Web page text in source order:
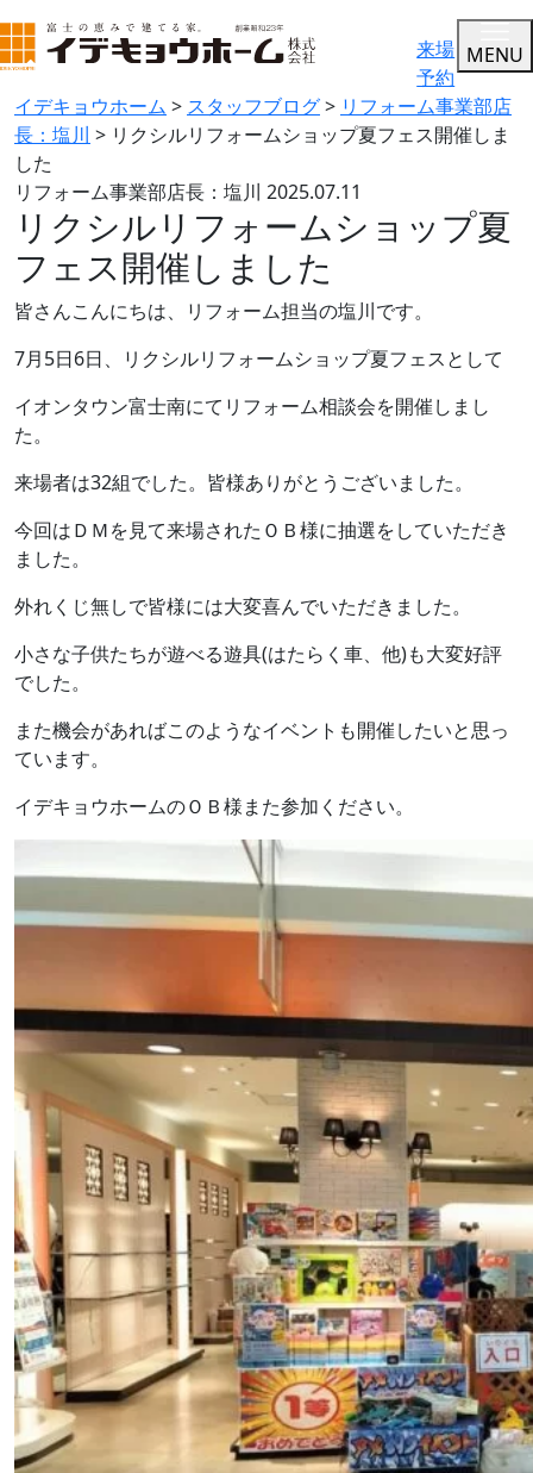
来場
予約
MENU
イデキョウホーム > スタッフブログ> リフォーム事業部店
長：塩川 > リクシルリフォームショップ夏フェス開催しま
した
リフォーム事業部店長：塩川 2025.07.11
リクシルリフォームショップ夏
フェス開催しました
皆さんこんにちは、リフォーム担当の塩川です。
7月5日6日、リクシルリフォームショップ夏フェスとして
イオンタウン富士南にてリフォーム相談会を開催しまし
た。
来場者は32組でした。皆様ありがとうございました。
今回はＤＭを見て来場されたＯＢ様に抽選をしていただき
ました。
外れくじ無しで皆様には大変喜んでいただきました。
小さな子供たちが遊べる遊具(はたらく車、他)も大変好評
でした。
また機会があればこのようなイベントも開催したいと思っ
ています。
イデキョウホームのＯＢ様また参加ください。